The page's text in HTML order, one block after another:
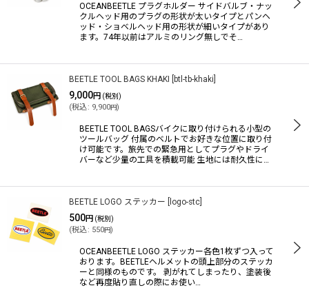
OCEANBEETLE プラグホルダー サイドバルブ・ナッ
クルヘッド用のプラグの形状が太いタイプとパンヘ
ッド・ショベルヘッド用の形状が細いタイプがあり
ます。74年以前はアルミのリング無しでそ…
BEETLE TOOL BAGS KHAKI btl-tb-khaki
9,000円 (税別)
(税込: 9,900円)
BEETLE TOOL BAGSバイクに取り付けられる小型の
ツールバッグ 付属のベルトでお好きな位置に取り付
け可能です。旅先での緊急用としてプラグやドライ
バーなど少量の工具を積載可能 生地には耐久性に…
BEETLE LOGO ステッカー logo-stc
500円 (税別)
(税込: 550円)
OCEANBEETLE LOGO ステッカー各色1枚ずつ入って
おります。BEETLEヘルメットの頭上部分のステッカ
ーと同様のものです。 剥がれてしまったり、塗装後
など再度貼り直しの際にお使い…